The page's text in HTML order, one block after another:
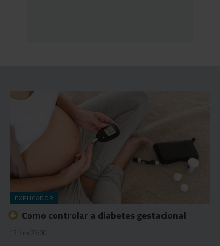
EXPLICADOR
Como controlar a diabetes gestacional
13 Nov 22:00